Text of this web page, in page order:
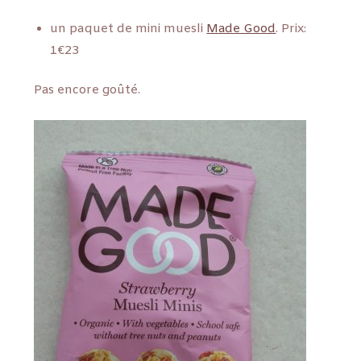
un paquet de mini muesli Made Good. Prix:
1€23
Pas encore goûté.